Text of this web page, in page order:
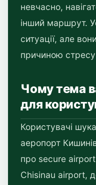
невчасно,
інший маршрут.
ситуації, але
причиною
Чому тема
для
Користувачі
аеропорт
про secure
Chisinau airport,